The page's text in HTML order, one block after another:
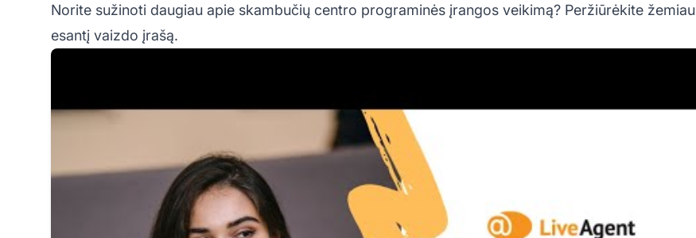
Norite sužinoti daugiau apie skambučių centro programinės įrangos veikimą? Peržiūrėkite žemiau
esantį vaizdo įrašą.